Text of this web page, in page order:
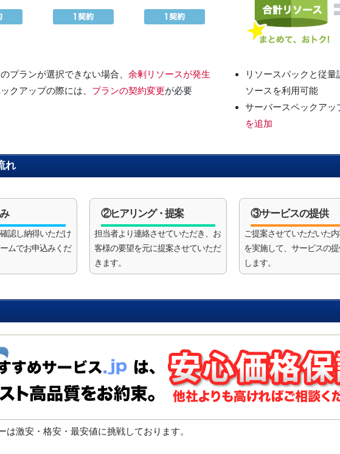
プランが選択できない場合、 余剰リソースが発生
クアップの際には、 プランの契約変更が必要
リソースパックと従量
ソースを利用可能
サーバースペックアッ
を追加
れ
認し納得いただけ
ムでお申込みくだ
②ヒアリング・提案
担当者より連絡させていただき、お
客様の要望を元に提案させていただ
きます。
③サービスの提供
ご提案させていただいた
を実施して、サービスの
します。
は激安・格安・最安値に挑戦しております。